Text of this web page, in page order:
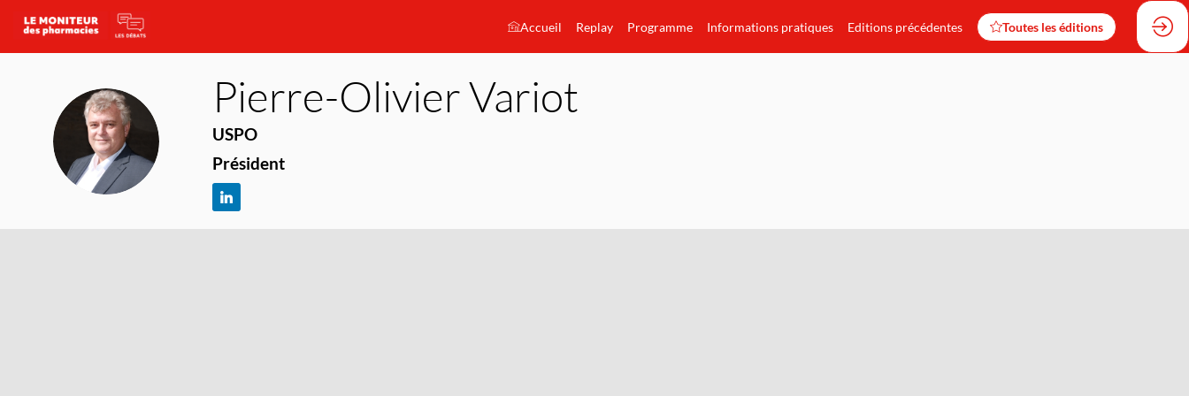
Accueil Replay Programme Informations pratiques Editions précédentes Toutes les éditions
PV
Pierre-OlivierVariot
USPO
Président